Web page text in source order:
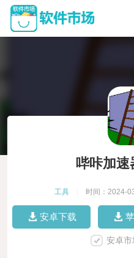
哔咔加速
工具 时间：2024-
安卓下载
安卓